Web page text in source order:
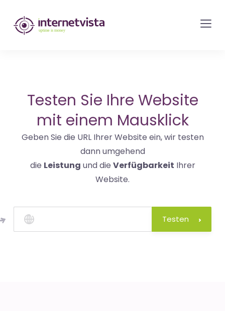
internetvista
Monitoring
Websites
und
Internet-
Diensten
Uptime
Testen Sie Ihre Website
mit einem Mausklick
Geben Sie die URL Ihrer Website ein, wir testen
dann umgehend
die Leistung und die Verfügbarkeit Ihrer
Website.
Testen